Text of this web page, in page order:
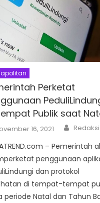
Perketat
Publik saat
16, 2021 Author
Redaksi
– Pemerintah
penggunaan
dan protokol
di tempat-tempat
periode Natal dan Tahun